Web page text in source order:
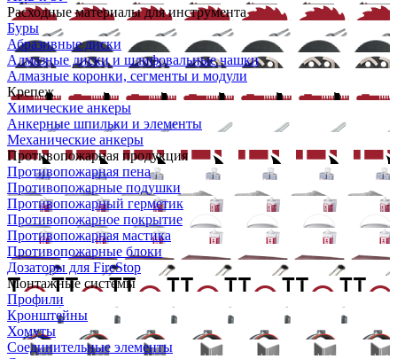
Расходные материалы для инструмента
Буры
Абразивные диски
Алмазные диски и шлифовальные чашки
Алмазные коронки, сегменты и модули
Крепеж
Химические анкеры
Анкерные шпильки и элементы
Механические анкеры
Противопожарная продукция
Противопожарная пена
Противопожарные подушки
Противопожарный герметик
Противопожарное покрытие
Противопожарная мастика
Противопожарные блоки
Дозаторы для FireStop
Монтажные системы
Профили
Кронштейны
Хомуты
Соединительные элементы